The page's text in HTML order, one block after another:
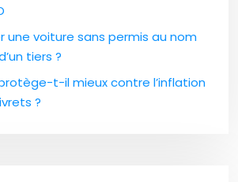
une voiture sans permis au nom
tiers ?
protège-t-il mieux contre l’inflation
?